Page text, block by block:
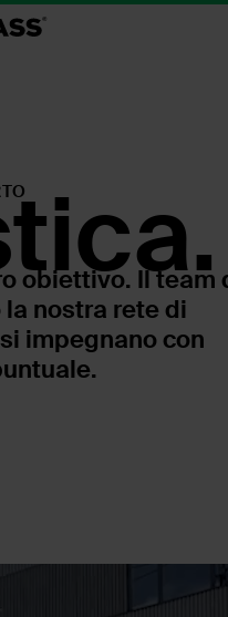
obiettivo. Il team
nostra rete di
impegnano con